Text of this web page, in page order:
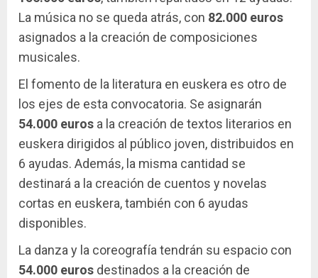
La música no se queda atrás, con 82.000 euros
asignados a la creación de composiciones
musicales.
El fomento de la literatura en euskera es otro de
los ejes de esta convocatoria. Se asignarán
54.000 euros a la creación de textos literarios en
euskera dirigidos al público joven, distribuidos en
6 ayudas. Además, la misma cantidad se
destinará a la creación de cuentos y novelas
cortas en euskera, también con 6 ayudas
disponibles.
La danza y la coreografía tendrán su espacio con
54.000 euros destinados a la creación de